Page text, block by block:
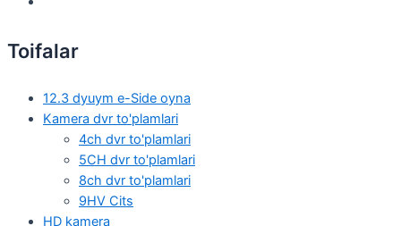
Toifalar
12.3 dyuym e-Side oyna
Kamera dvr to'plamlari
4ch dvr to'plamlari
5CH dvr to'plamlari
8ch dvr to'plamlari
9HV Cits
HD kamera